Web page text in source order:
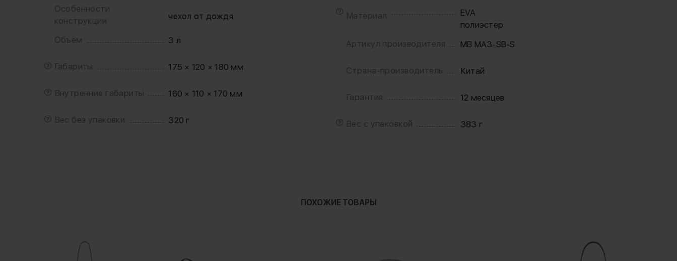
Особенности
конструкции
чехол от дождя
Объём 3 л
Габариты 175 × 120 × 180 мм
Внутренние габариты 160 × 110 × 170 мм
Вес без упаковки 320 г
Материал
EVA
полиэстер
Артикул производителя
MB MA3-SB-S
Страна-производитель Китай
Гарантия 12 месяцев
Вес с упаковкой 383 г
ПОХОЖИЕ ТОВАРЫ